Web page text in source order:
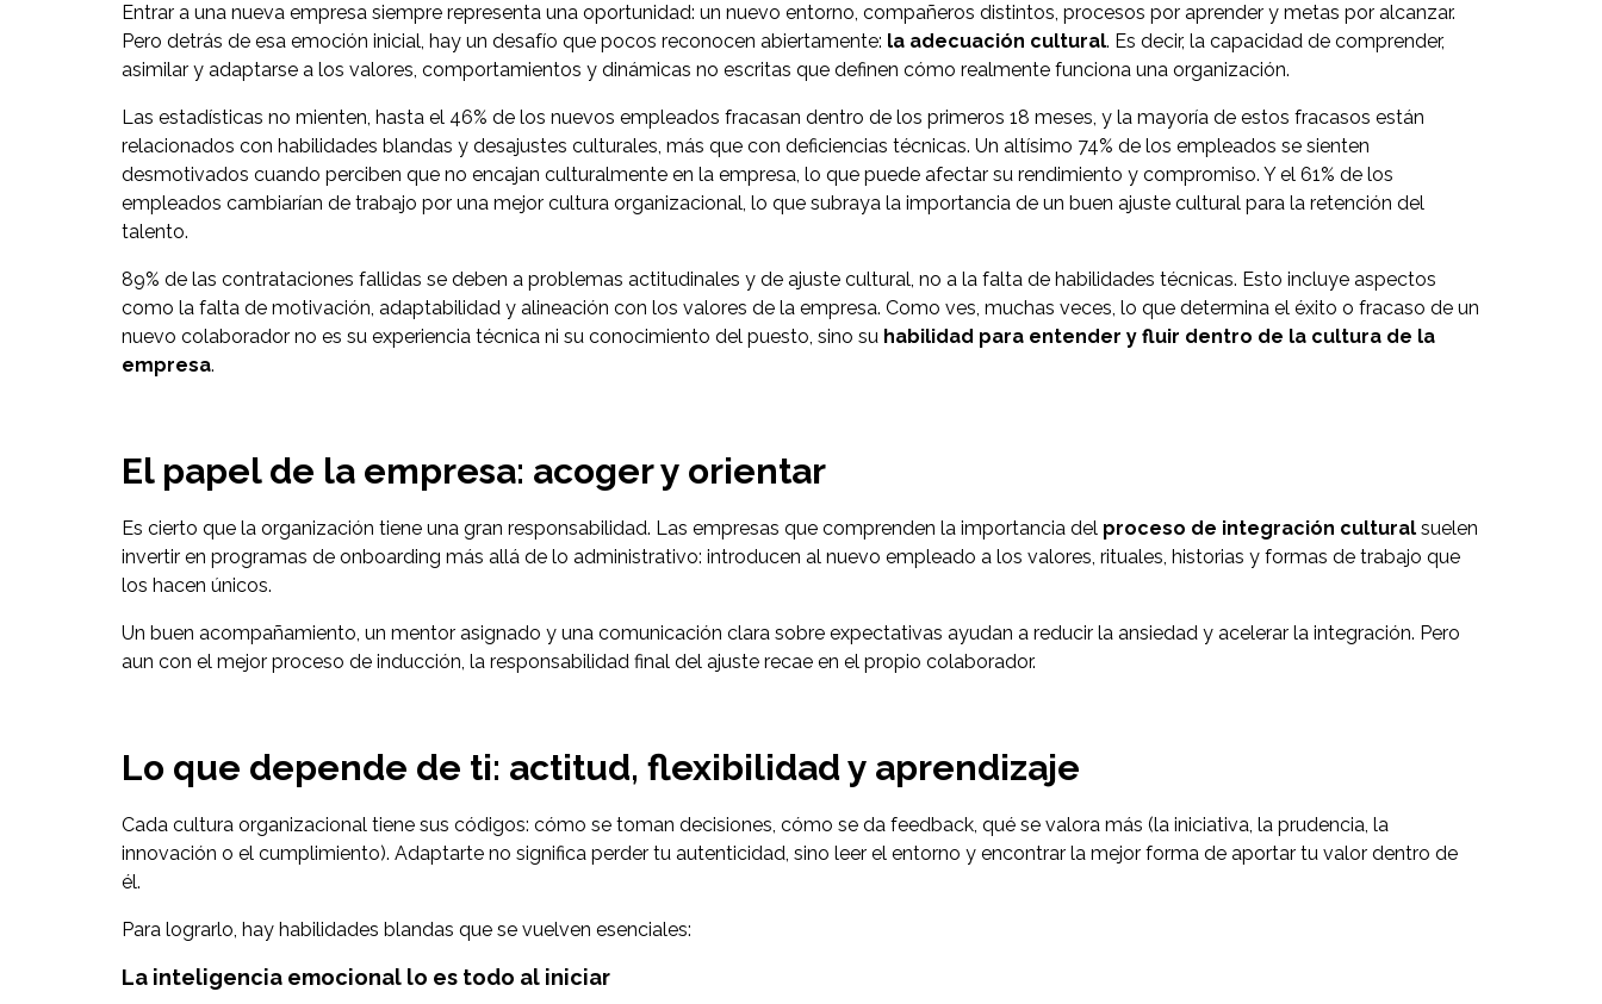
Entrar a una nueva empresa siempre representa una oportunidad: un nuevo entorno, compañeros distintos, procesos por aprender y metas por alcanzar.
Pero detrás de esa emoción inicial, hay un desafío que pocos reconocen abiertamente: la adecuación cultural. Es decir, la capacidad de comprender,
asimilar y adaptarse a los valores, comportamientos y dinámicas no escritas que definen cómo realmente funciona una organización.
Las estadísticas no mienten, hasta el 46% de los nuevos empleados fracasan dentro de los primeros 18 meses, y la mayoría de estos fracasos están
relacionados con habilidades blandas y desajustes culturales, más que con deficiencias técnicas. Un altísimo 74% de los empleados se sienten
desmotivados cuando perciben que no encajan culturalmente en la empresa, lo que puede afectar su rendimiento y compromiso. Y el 61% de los
empleados cambiarían de trabajo por una mejor cultura organizacional, lo que subraya la importancia de un buen ajuste cultural para la retención del
talento.
89% de las contrataciones fallidas se deben a problemas actitudinales y de ajuste cultural, no a la falta de habilidades técnicas. Esto incluye aspectos
como la falta de motivación, adaptabilidad y alineación con los valores de la empresa. Como ves, muchas veces, lo que determina el éxito o fracaso de un
nuevo colaborador no es su experiencia técnica ni su conocimiento del puesto, sino su habilidad para entender y fluir dentro de la cultura de la
empresa.
El papel de la empresa: acoger y orientar
Es cierto que la organización tiene una gran responsabilidad. Las empresas que comprenden la importancia del proceso de integración cultural suelen
invertir en programas de onboarding más allá de lo administrativo: introducen al nuevo empleado a los valores, rituales, historias y formas de trabajo que
los hacen únicos.
Un buen acompañamiento, un mentor asignado y una comunicación clara sobre expectativas ayudan a reducir la ansiedad y acelerar la integración. Pero
aun con el mejor proceso de inducción, la responsabilidad final del ajuste recae en el propio colaborador.
Lo que depende de ti: actitud, flexibilidad y aprendizaje
Cada cultura organizacional tiene sus códigos: cómo se toman decisiones, cómo se da feedback, qué se valora más (la iniciativa, la prudencia, la
innovación o el cumplimiento). Adaptarte no significa perder tu autenticidad, sino leer el entorno y encontrar la mejor forma de aportar tu valor dentro de
él.
Para lograrlo, hay habilidades blandas que se vuelven esenciales:
La inteligencia emocional lo es todo al iniciar